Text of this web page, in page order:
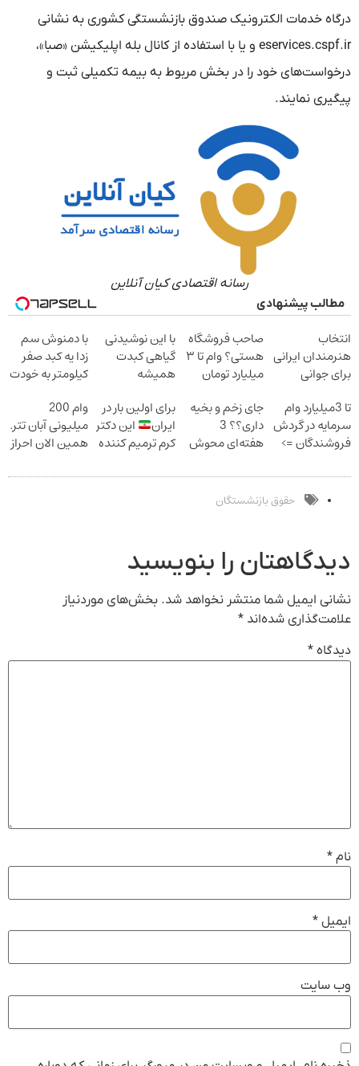
درگاه خدمات الکترونیک صندوق بازنشستگی کشوری به نشانی
eservices.cspf.ir و یا با استفاده از کانال بله اپلیکیشن «صبا»،
درخواست‌های خود را در بخش مربوط به بیمه تکمیلی ثبت و
پیگیری نمایند.
رسانه اقتصادی کیان آنلاین
مطالب پیشنهادی
انتخاب
هنرمندان ایرانی
برای جوانی
تخفیف ویژه
صاحب فروشگاه
هستی؟ وام تا ۳
میلیارد تومان
با این نوشیدنی
گیاهی کبدت
همیشه
با دمنوش سم
زدا یه کبد صفر
کیلومتر به خودت
تا 3میلیارد وام
سرمایه در گردش
فروشندگان =>
ثبت کن
جای زخم و بخیه
داری؟؟ 3
هفته‌ای محوش
برای اولین بار در
ایران
این دکتر
کرم ترمیم کننده
وام 200
میلیونی آبان تتر.
همین الان احراز
حقوق بازنشستگان
دیدگاهتان را بنویسید
نشانی ایمیل شما منتشر نخواهد شد. بخش‌های موردنیاز
علامت‌گذاری شده‌اند *
دیدگاه *
نام *
ایمیل *
وب‌ سایت